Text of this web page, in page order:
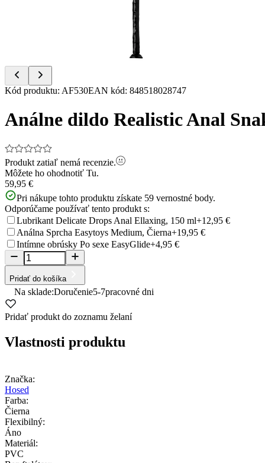
Item
of
5
Kód produktu: AF530EAN kód: 848518028747
Análne dildo Realistic Anal
Produkt zatiaľ nemá recenzie.
Môžete ho ohodnotiť Tu.
59,95 €
Pri nákupe tohto produktu získate 59 vernostné body.
Odporúčame používať tento produkt s:
Lubrikant Delicate Drops Anal Ellaxing, 150 ml+12,95 €
Análna Sprcha Easytoys Medium, Čierna+19,95 €
Intímne obrúsky Po sexe EasyGlide+4,95 €
Pridať do košíka
Na sklade:Doručenie5-7pracovné dni
Pridať produkt do zoznamu želaní
Vlastnosti produktu
Značka:
Hosed
Farba:
Čierna
Flexibilný:
Áno
Materiál:
PVC